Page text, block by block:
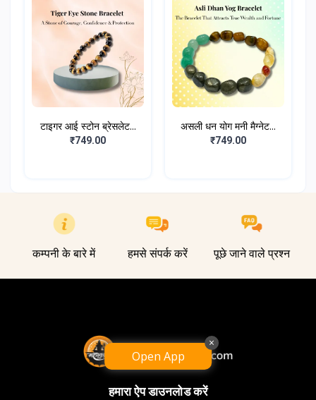
टाइगर आई स्टोन ब्रेसलेट...
₹749.00
असली धन योग मनी मैग्नेट...
₹749.00
कम्पनी के बारे में हमसे संपर्क करें पूछे जाने वाले प्रश्न
हमारा ऐप डाउनलोड करें
Open App
×